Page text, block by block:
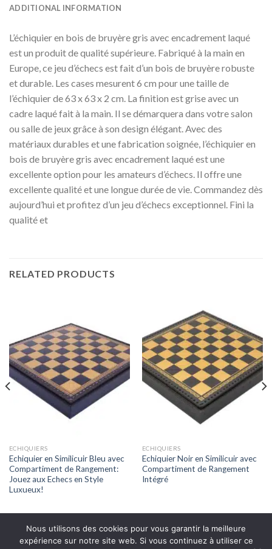
ADDITIONAL INFORMATION
L’échiquier en bois de bruyère gris avec encadrement laqué
est un produit de qualité supérieure. Fabriqué à la main en
Europe, ce jeu d’échecs est fait d’un bois de bruyère robuste
et durable. Les cases mesurent 6 cm pour une taille de
l’échiquier de 63 x 63 x 2 cm. La finition est grise avec un
cadre laqué fait à la main. Il se démarquera dans votre salon
ou salle de jeux grâce à son design élégant. Avec des
matériaux durables et une fabrication soignée, l’échiquier en
bois de bruyère gris avec encadrement laqué est une
excellente option pour les amateurs d’échecs. Il offre une
excellente qualité et une longue durée de vie. Commandez dès
aujourd’hui et profitez d’un jeu d’échecs exceptionnel. Fini la
qualité et
RELATED PRODUCTS
ECHIQUIERS
Echiquier en Similicuir Bleu avec
Compartiment de Rangement:
Jouez aux Echecs en Style
Luxueux!
ECHIQUIERS
Echiquier Noir en Similicuir avec
Compartiment de Rangement
Intégré
Nous utilisons des cookies pour vous garantir la meilleure
expérience sur notre site web. Si vous continuez à utiliser ce